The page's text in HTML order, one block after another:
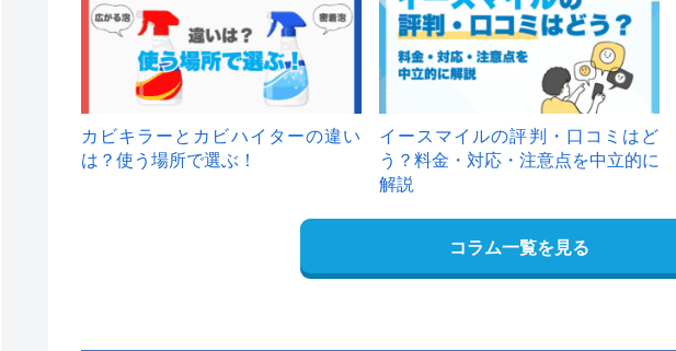
カビキラーとカビハイターの違い
は？使う場所で選ぶ！
イースマイルの評判・口コミはど
う？料金・対応・注意点を中立的に
解説
コラム一覧を見る